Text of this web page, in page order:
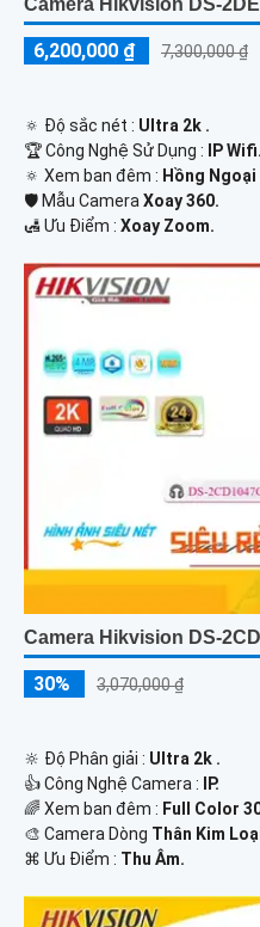
Camera Hikvision DS-
6,200,000 ₫ 7,300,000 ₫
🔅 Độ sắc nét : Ultra 2k .
🏆 Công Nghệ Sử Dụng :
IP Wifi.
🔅 Xem ban đêm : Hồng
🛡 Mẫu Camera Xoay 360.
️🛃 Ưu Điểm : Xoay Zoom.
Camera Hikvision DS-
30% 3,070,000 ₫
🔆 Độ Phân giải : Ultra 2k .
👍 Công Nghệ Camera :
IP.
🌈 Xem ban đêm : Full Color
🎨 Camera Dòng Thân Kim
️⌘ Ưu Điểm : Thu Âm.